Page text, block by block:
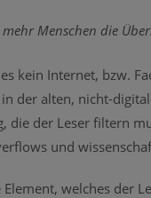
Menschen die
kein Internet, bzw.
der alten, nicht-
die der Leser filtern
und
welches der